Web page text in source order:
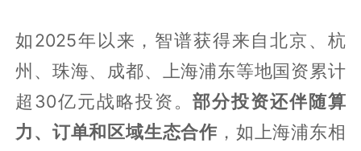
如2025年以来，智谱获得来自北京、杭
州、珠海、成都、上海浦东等地国资累计
超30亿元战略投资。部分投资还伴随算
力、订单和区域生态合作 ，如上海浦东相